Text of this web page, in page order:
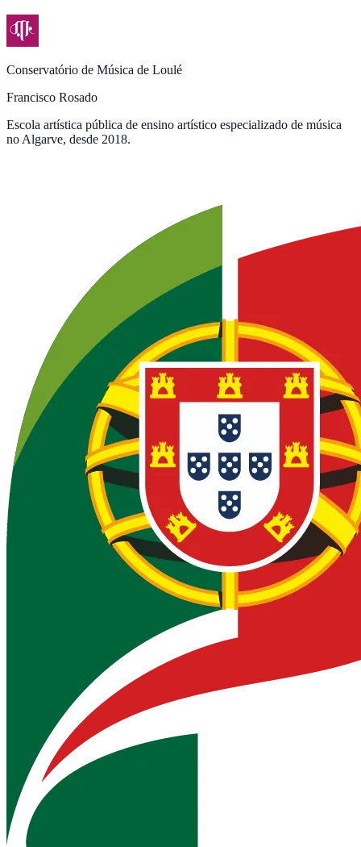
Conservatório de Música de Loulé
Francisco Rosado
Escola artística pública de ensino artístico especializado de música
no Algarve, desde 2018.